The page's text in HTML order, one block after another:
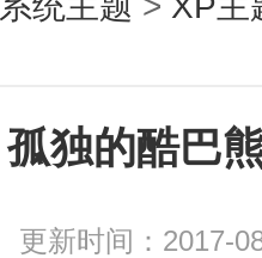
孤独的酷巴
更新时间：2017-